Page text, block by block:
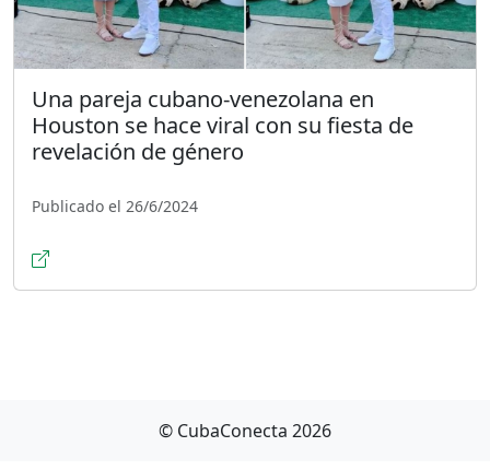
Una pareja cubano-venezolana en
Houston se hace viral con su fiesta de
revelación de género
Publicado el 26/6/2024
© CubaConecta 2026